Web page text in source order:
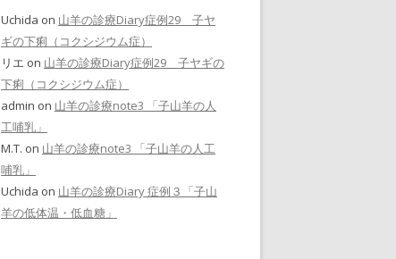
Uchida on 山羊の診療Diary症例29 子ヤ
ギの下痢（コクシジウム症）
リエ on 山羊の診療Diary症例29 子ヤギの
下痢（コクシジウム症）
admin on 山羊の診療note3 「子山羊の人
工哺乳」
M.T. on 山羊の診療note3 「子山羊の人工
哺乳」
Uchida on 山羊の診療Diary 症例３「子山
羊の低体温・低血糖」